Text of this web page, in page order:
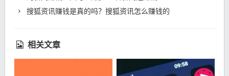
搜狐资讯赚钱是真的吗？搜狐资讯怎么赚钱的
相关文章